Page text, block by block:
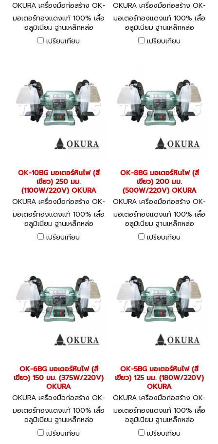
OKURA เครื่องมือก่อสร้าง OK-
SBG350
มอเตอร์ทองแดงแท้ 100% เสื้อ
อลูมิเนียม ฐานเหล็กหล่อ
HEAVY DUTY BENCH
GRINDER
เปรียบเทียบ
OKURA เครื่องมือก่อสร้าง OK-
SBG300
มอเตอร์ทองแดงแท้ 100% เสื้อ
อลูมิเนียม ฐานเหล็กหล่อ
HEAVY DUTY BENCH
GRINDER
เปรียบเทียบ
OK-10BG มอเตอร์หินไฟ (สี
เขียว) 250 มม.
(1100W/220V) OKURA
OKURA เครื่องมือก่อสร้าง OK-
10BG
มอเตอร์ทองแดงแท้ 100% เสื้อ
อลูมิเนียม ฐานเหล็กหล่อ
HEAVY DUTY BENCH
GRINDER
เปรียบเทียบ
OK-8BG มอเตอร์หินไฟ (สี
เขียว) 200 มม.
(500W/220V) OKURA
OKURA เครื่องมือก่อสร้าง OK-
8BG
มอเตอร์ทองแดงแท้ 100% เสื้อ
อลูมิเนียม ฐานเหล็กหล่อ
HEAVY DUTY BENCH
GRINDER
เปรียบเทียบ
OK-6BG มอเตอร์หินไฟ (สี
เขียว) 150 มม. (375W/220V)
OKURA
OKURA เครื่องมือก่อสร้าง OK-
6BG
มอเตอร์ทองแดงแท้ 100% เสื้อ
อลูมิเนียม ฐานเหล็กหล่อ
HEAVY DUTY BENCH
GRINDER
เปรียบเทียบ
OK-5BG มอเตอร์หินไฟ (สี
เขียว) 125 มม. (180W/220V)
OKURA
OKURA เครื่องมือก่อสร้าง OK-
5BG
มอเตอร์ทองแดงแท้ 100% เสื้อ
อลูมิเนียม ฐานเหล็กหล่อ
HEAVY DUTY BENCH
GRINDER
เปรียบเทียบ